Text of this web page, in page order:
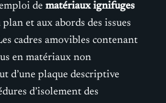
de matériaux ignifuges
et aux abords des issues
cadres amovibles contenant
en matériaux non
d’une plaque descriptive
d’isolement des